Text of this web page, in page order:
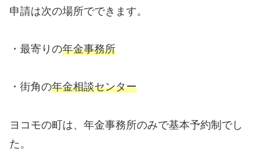
申請は次の場所でできます。
・最寄りの年金事務所
・街角の年金相談センター
ヨコモの町は、年金事務所のみで基本予約制でし
た。